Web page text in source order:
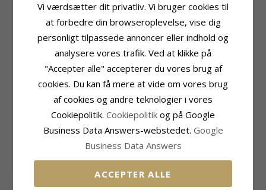
Produktinformation
Kors
Ædelmetal: 9 Karat Hvidguld
Blank
Sten
3
Slibning:
Facetsleben
Farve:Hvid
Sten:Zirkon
Højde:23,8 mm
14,0 mm
Leveringstid
Leveringstid:2-3 Hverdage
Passer Til Guldkæder Med Bredde
Slange Max: 1,35 mm
Venezia Max:
1,4 mm
Vi værdsætter dit privatliv. Vi bruger cookies til
at forbedre din browseroplevelse, vise dig
personligt tilpassede annoncer eller indhold og
analysere vores trafik. Ved at klikke på
"Accepter alle" accepterer du vores brug af
cookies. Du kan få mere at vide om vores brug
af cookies og andre teknologier i vores
Cookiepolitik. Cookiepolitik og på Google
Business Data Answers-webstedet. Google
Business Data Answers
ACCEPTER ALLE